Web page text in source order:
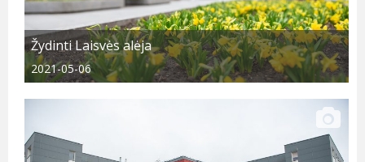
Žydinti Laisvės alėja
2021-05-06